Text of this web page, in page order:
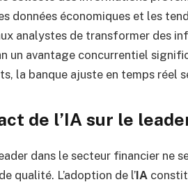
données économiques et les
analystes de transformer des
un avantage concurrentiel
la banque ajuste en temps réel
de l’IA sur le
dans le secteur financier ne
qualité. L’adoption de l’IA